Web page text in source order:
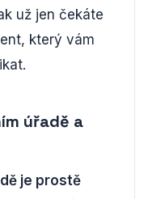
už jen čekáte
který vám
úřadě a
je prostě